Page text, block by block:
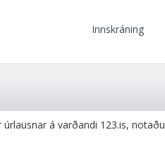
Innskráning
á varðandi 123.is, notaðu